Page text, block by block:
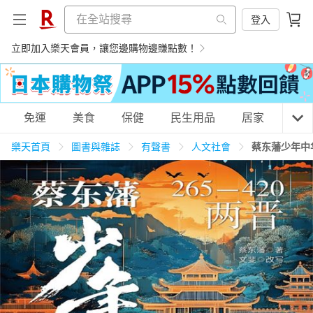
登入
立即加入樂天會員，讓您邊購物邊賺點數！
購物網分類
天天免運 美食蛋糕 養生保健 民生用品
居家生活 3C家電 運動休閒 親子玩具
女裝 男裝 化妝保養 情趣用品
免運 美食 保健 民生用品 居家 3C
樂天首頁 圖書與雜誌 有聲書 人文社會 蔡东藩少年